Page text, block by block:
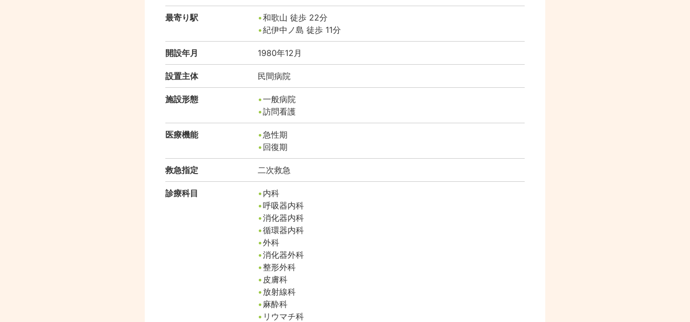
最寄り駅 和歌山 徒歩 22分
紀伊中ノ島 徒歩 11分
開設年月 1980年12月
設置主体 民間病院
施設形態
一般病院
訪問看護
医療機能
急性期
回復期
救急指定 二次救急
診療科目
内科
呼吸器内科
消化器内科
循環器内科
外科
消化器外科
整形外科
皮膚科
放射線科
麻酔科
リウマチ科